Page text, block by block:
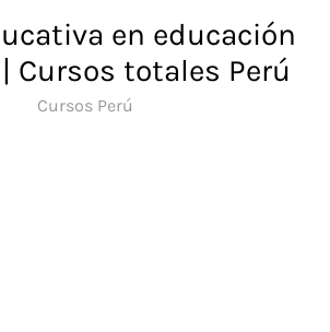
en educación
Cursos totales Perú
Cursos Perú